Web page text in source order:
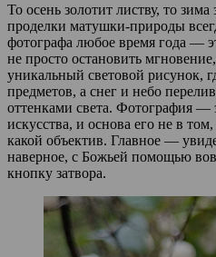
То осень золотит листву, то
проделки матушки-природы
фотографа любое время года —
не просто остановить
уникальный световой рисунок,
предметов, а снег и небо
оттенками света. Фотография —
искусства, и основа его не в
какой объектив. Главное —
наверное, с Божьей помощью
кнопку затвора.